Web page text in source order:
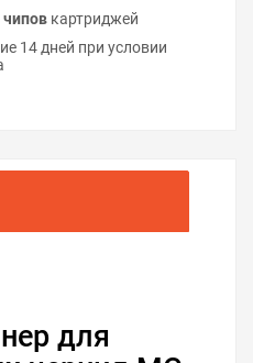
чипов картриджей
14 дней при условии
для